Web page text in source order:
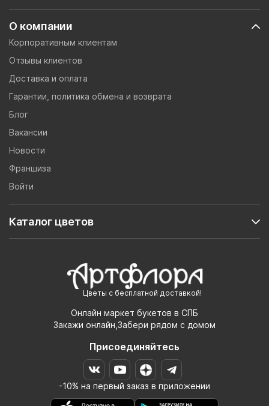
Цветы с бесплатной доставкой!
Онлайн маркет букетов в СПБ
Закажи онлайн,Забери рядом с домом
Присоединяйтесь
-10% на первый заказ в приложении
О компании
Корпоративным клиентам
Отзывы клиентов
Доставка и оплата
Гарантии, политика обмена и возврата
Блог
Вакансии
Новости
Франшиза
Войти
Каталог цветов